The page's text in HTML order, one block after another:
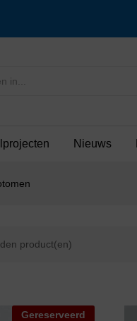
Nieuws
product(en)
Gereserveerd